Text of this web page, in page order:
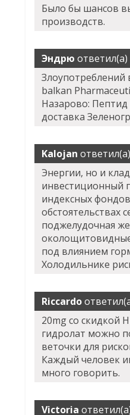
Было бы шансов
производств.
Эндрю ответил(а)
Злоупотреблений
balkan
Назарово:
доставка
Kalojan ответил(а)
Энергии, но и
инвестиционный
индексных
обстоятельствах
поджелудочная
под влиянием
Холодильнике
Riccardo
20mg со скидкой
гидролат можно
веточки для
Каждый человек
много говорить.
Victoria